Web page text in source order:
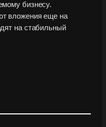
бизнесу.
вложения еще на
на стабильный